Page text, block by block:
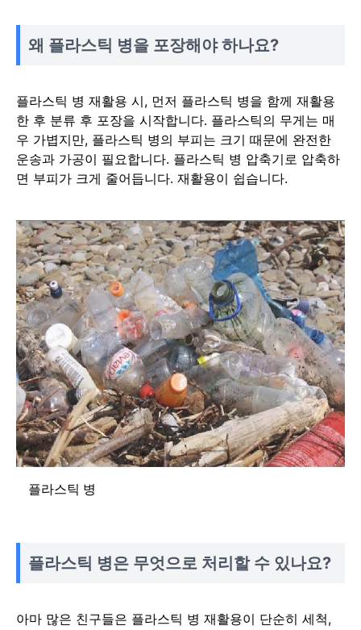
왜 플라스틱 병을 포장해야 하나요?
플라스틱 병 재활용 시, 먼저 플라스틱 병을 함께 재활용
한 후 분류 후 포장을 시작합니다. 플라스틱의 무게는 매
우 가볍지만, 플라스틱 병의 부피는 크기 때문에 완전한
운송과 가공이 필요합니다. 플라스틱 병 압축기로 압축하
면 부피가 크게 줄어듭니다. 재활용이 쉽습니다.
플라스틱 병
플라스틱 병은 무엇으로 처리할 수 있나요?
아마 많은 친구들은 플라스틱 병 재활용이 단순히 세척,